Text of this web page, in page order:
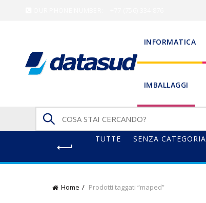
INFORMATICA
IMBALLAGGI
Search
for:
TUTTE
SENZA CATEGORIA
Home Prodotti taggati “maped”